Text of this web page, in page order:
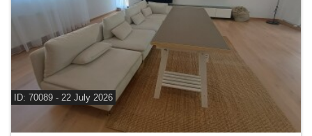
ID: 70089 - 22 July 2026
De inchiriat vila 6 camere